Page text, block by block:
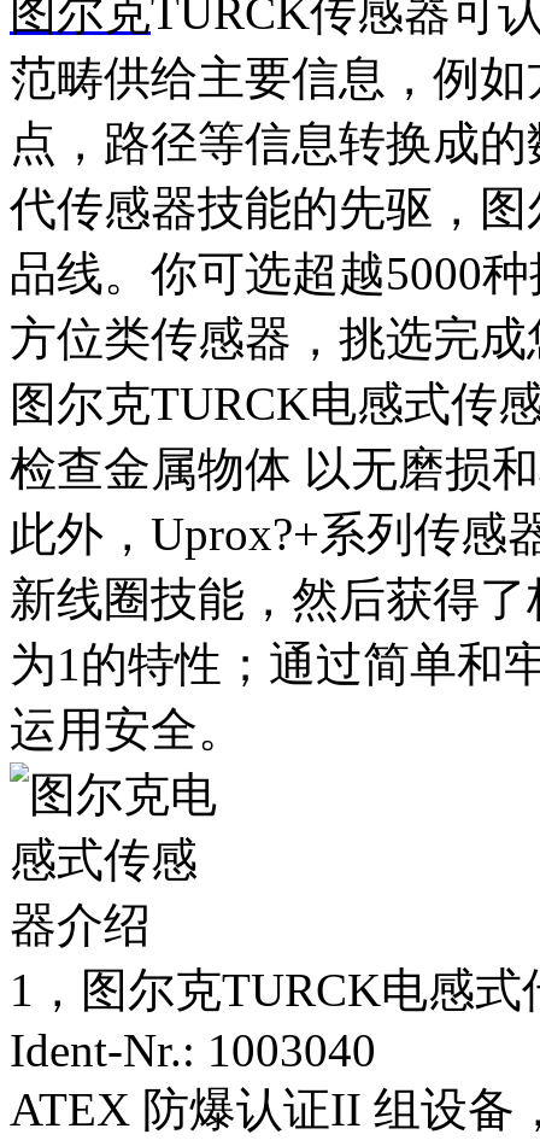
图尔克TURCK传感器可
范畴供给主要信息，例
点，路径等信息转换成
代传感器技能的先驱，
品线。你可选超越5000
方位类传感器，挑选完
图尔克TURCK电感式传
检查金属物体 以无磨损
此外，Uprox?+系列传感
新线圈技能，然后获得
为1的特性；通过简单和
运用安全。
1，图尔克TURCK电感
Ident-Nr.: 1003040
ATEX 防爆认证II 组设备